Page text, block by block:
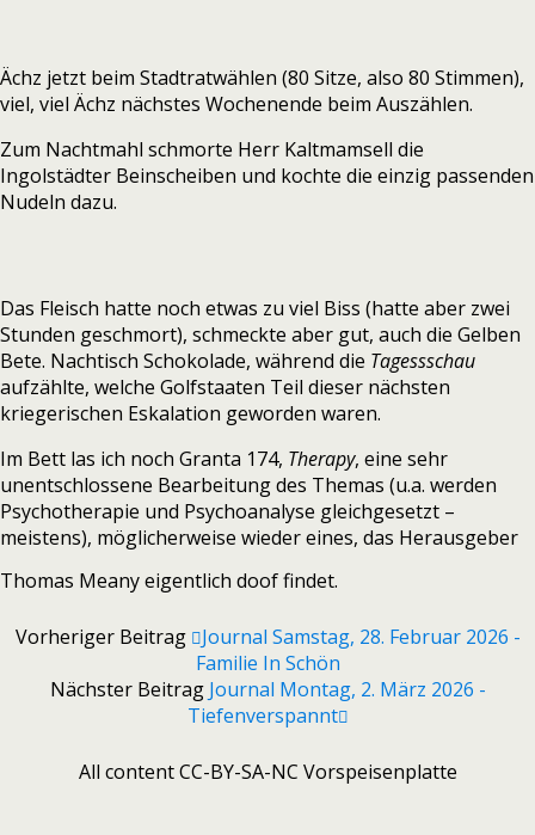
Ächz jetzt beim Stadtratwählen (80 Sitze, also 80 Stimmen),
viel, viel Ächz nächstes Wochenende beim Auszählen.
Zum Nachtmahl schmorte Herr Kaltmamsell die
Ingolstädter Beinscheiben und kochte die einzig passenden
Nudeln dazu.
Das Fleisch hatte noch etwas zu viel Biss (hatte aber zwei
Stunden geschmort), schmeckte aber gut, auch die Gelben
Bete. Nachtisch Schokolade, während die Tagessschau
aufzählte, welche Golfstaaten Teil dieser nächsten
kriegerischen Eskalation geworden waren.
Im Bett las ich noch Granta 174, Therapy, eine sehr
unentschlossene Bearbeitung des Themas (u.a. werden
Psychotherapie und Psychoanalyse gleichgesetzt –
meistens), möglicherweise wieder eines, das Herausgeber
Thomas Meany eigentlich doof findet.
Vorheriger Beitrag
Journal Samstag, 28. Februar 2026 -
Familie In Schön
Nächster Beitrag Journal Montag, 2. März 2026 -
Tiefenverspannt
All content CC-BY-SA-NC Vorspeisenplatte